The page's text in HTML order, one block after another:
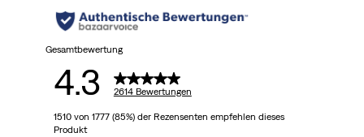
Bewertungen
Gesamtbewertung
4.3 2614 Bewertungen
1510 von 1777 (85%) der Rezensenten empfehlen dieses
Produkt